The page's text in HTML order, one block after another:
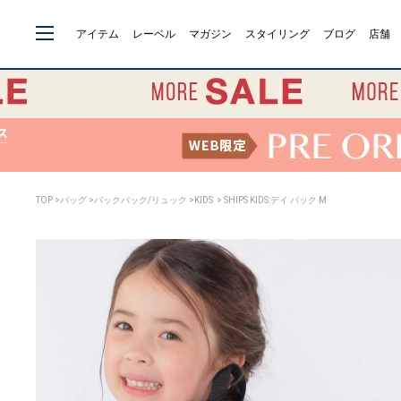
アイテム レーベル マガジン スタイリング ブログ 店舗
TOP >バッグ >バックパック/リュック > KIDS > SHIPS KIDS:デイ パック M